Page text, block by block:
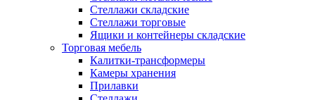
Стеллажи складские
Стеллажи торговые
Ящики и контейнеры складские
Торговая мебель
Калитки-трансформеры
Камеры хранения
Прилавки